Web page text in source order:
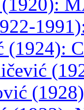
(1924):